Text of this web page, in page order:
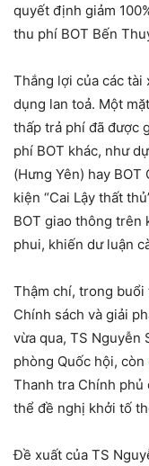
quyết định giảm
thu phí BOT Bến
Thắng lợi của các tài
dụng lan toả. Một
thấp trả phí đã được
phí BOT khác, như
(Hưng Yên) hay BOT
kiện “Cai Lậy thất
BOT giao thông trên
phui, khiến dư luận
Thậm chí, trong buổi
Chính sách và giải
vừa qua, TS Nguyễn
phòng Quốc hội, còn
Thanh tra Chính phủ
thể đề nghị khởi tố
Đề xuất của TS